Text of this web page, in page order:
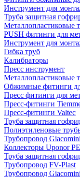
Инструмент для
Труба защитная
Металлопластиковые
PUSH фитинги для
Инструмент для
Гибка труб
Калибраторы
Пресс инструмент
Металлопластиковые
Обжимные фитинги
Пресс фитинги для
Пресс-фитинги
Пресс-фитинги Valtec
Труба защитная
Полиэтиленовые
Трубопровод
Коллекторы Uponor
Труба защитная
Трубопровод FV-Plast
Трубопровод